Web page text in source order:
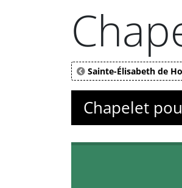
Sainte-Élisabeth de
Chapelet